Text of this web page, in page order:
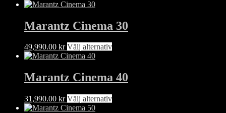
Marantz Cinema 30
49,990.00 kr Välj alternativDen
har
flera
De
Marantz Cinema 40
31,990.00 kr Välj alternativDen